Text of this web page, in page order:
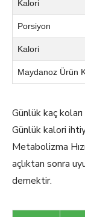
Kalori
Porsiyon
Kalori
Maydanoz Ürün
Günlük kaç
Günlük kalori
Metabolizma
açlıktan sonra
demektir.